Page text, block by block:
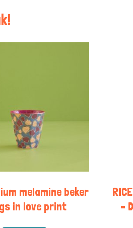
melamine beker
in love print
–